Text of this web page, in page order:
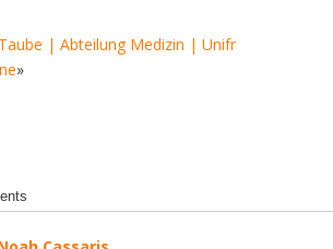
| Abteilung Medizin | Unifr
»